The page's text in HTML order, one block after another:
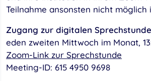
Teilnahme ansonsten nicht möglich
Zugang zur digitalen
eden zweiten Mittwoch im Monat,
Zoom-Link zur Sprechstunde
Meeting-ID: 615 4950 9698